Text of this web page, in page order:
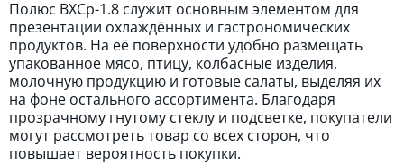
Полюс ВХСр-1.8 служит основным элементом для
презентации охлаждённых и гастрономических
продуктов. На её поверхности удобно размещать
упакованное мясо, птицу, колбасные изделия,
молочную продукцию и готовые салаты, выделяя их
на фоне остального ассортимента. Благодаря
прозрачному гнутому стеклу и подсветке, покупатели
могут рассмотреть товар со всех сторон, что
повышает вероятность покупки.